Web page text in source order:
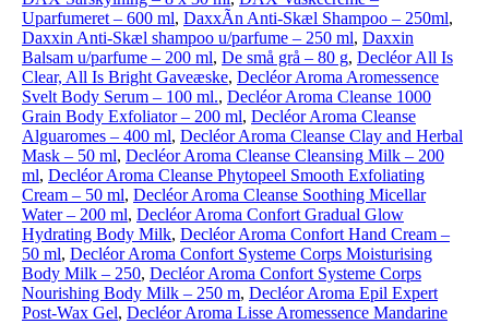
Uparfumeret – 600 ml, DaxxÃ­n Anti-Skæl Shampoo – 250ml,
Daxxin Anti-Skæl shampoo u/parfume – 250 ml, Daxxin
Balsam u/parfume – 200 ml, De små grå – 80 g, Decléor All Is
Clear, All Is Bright Gaveæske, Decléor Aroma Aromessence
Svelt Body Serum – 100 ml., Decléor Aroma Cleanse 1000
Grain Body Exfoliator – 200 ml, Decléor Aroma Cleanse
Alguaromes – 400 ml, Decléor Aroma Cleanse Clay and Herbal
Mask – 50 ml, Decléor Aroma Cleanse Cleansing Milk – 200
ml, Decléor Aroma Cleanse Phytopeel Smooth Exfoliating
Cream – 50 ml, Decléor Aroma Cleanse Soothing Micellar
Water – 200 ml, Decléor Aroma Confort Gradual Glow
Hydrating Body Milk, Decléor Aroma Confort Hand Cream –
50 ml, Decléor Aroma Confort Systeme Corps Moisturising
Body Milk – 250, Decléor Aroma Confort Systeme Corps
Nourishing Body Milk – 250 m, Decléor Aroma Epil Expert
Post-Wax Gel, Decléor Aroma Lisse Aromessence Mandarine